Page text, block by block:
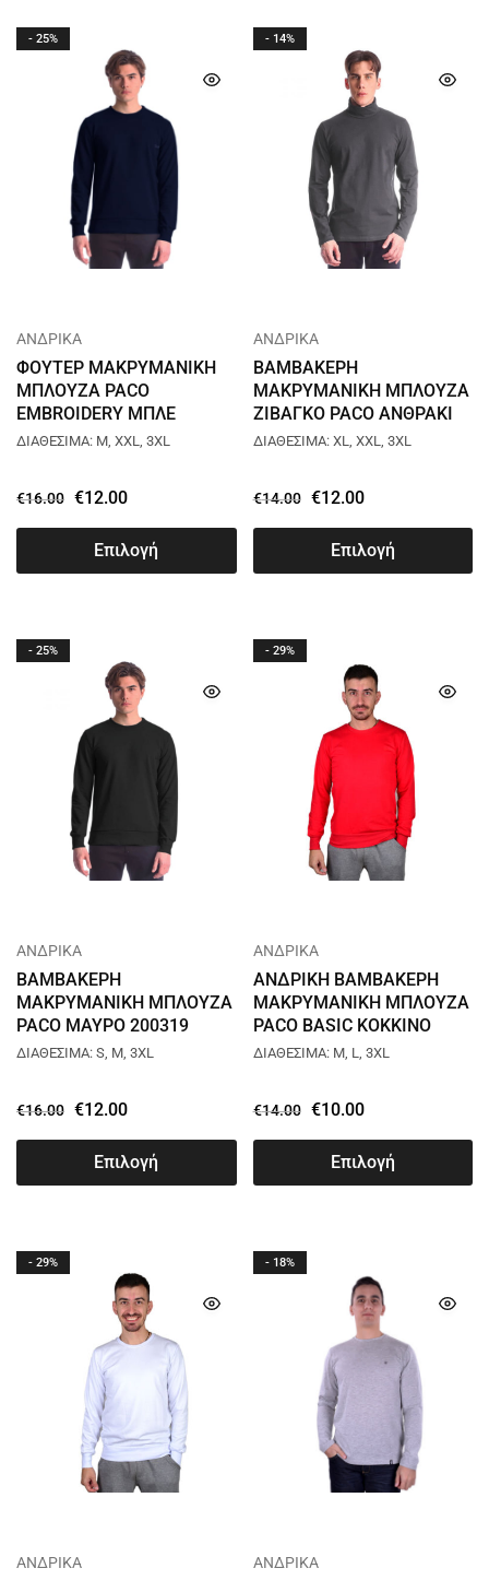
- 25%
ΑΝΔΡΙΚΑ
ΦΟΥΤΕΡ ΜΑΚΡΥΜΑΝΙΚΗ
ΜΠΛΟΥΖΑ PACO
EMBROIDERY ΜΠΛΕ
2381890
ΔΙΑΘΕΣΙΜΑ: M, XXL, 3XL
€16.00 €12.00
Επιλογή
- 14%
ΑΝΔΡΙΚΑ
ΒΑΜΒΑΚΕΡΗ
ΜΑΚΡΥΜΑΝΙΚΗ ΜΠΛΟΥΖΑ
ΖΙΒΑΓΚΟ PACO ΑΝΘΡΑΚΙ
200312
ΔΙΑΘΕΣΙΜΑ: XL, XXL, 3XL
€14.00 €12.00
Επιλογή
- 25%
ΑΝΔΡΙΚΑ
ΒΑΜΒΑΚΕΡΗ
ΜΑΚΡΥΜΑΝΙΚΗ ΜΠΛΟΥΖΑ
PACO ΜΑΥΡΟ 200319
ΔΙΑΘΕΣΙΜΑ: S, M, 3XL
€16.00 €12.00
Επιλογή
- 29%
ΑΝΔΡΙΚΑ
ΑΝΔΡΙΚΗ ΒΑΜΒΑΚΕΡΗ
ΜΑΚΡΥΜΑΝΙΚΗ ΜΠΛΟΥΖΑ
PACO BASIC ΚΟΚΚΙΝΟ
2481891
ΔΙΑΘΕΣΙΜΑ: M, L, 3XL
€14.00 €10.00
Επιλογή
- 29%
ΑΝΔΡΙΚΑ
- 18%
ΑΝΔΡΙΚΑ